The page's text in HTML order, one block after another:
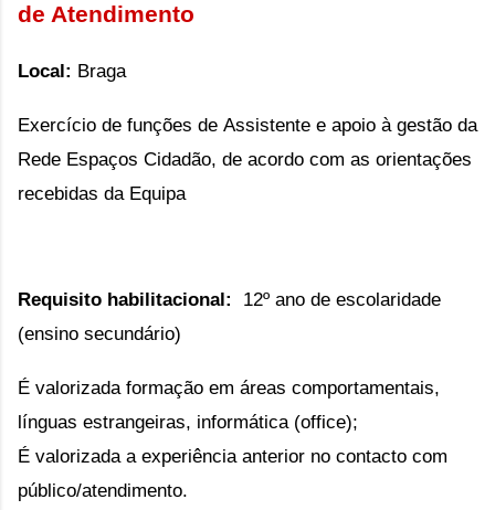
de Atendimento
Local: Braga
Exercício de funções de Assistente e apoio à gestão da
Rede Espaços Cidadão, de acordo com as orientações
recebidas da Equipa
Requisito habilitacional: 12º ano de escolaridade
(ensino secundário)
É valorizada formação em áreas comportamentais,
línguas estrangeiras, informática (office);
É valorizada a experiência anterior no contacto com
público/atendimento.